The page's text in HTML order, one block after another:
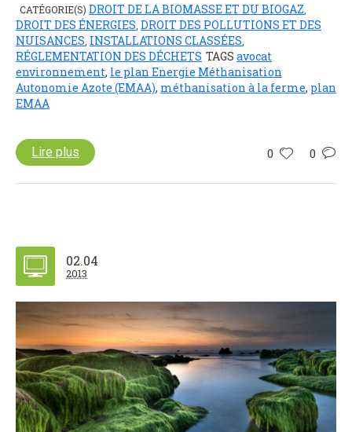
CATÉGORIE(S) DROIT DE LA BIOMASSE ET DU BIOGAZ
DROIT DES ÉNERGIES DROIT DES POLLUTIONS ET DES
NUISANCES INSTALLATIONS CLASSÉES
RÉGLEMENTATION DES DÉCHETS TAGS avocat
environnement, le plan Energie Méthanisation
Autonomie Azote (EMAA), méthanisation à la ferme, plan
EMAA
0 0
Lire plus
02.04
2013